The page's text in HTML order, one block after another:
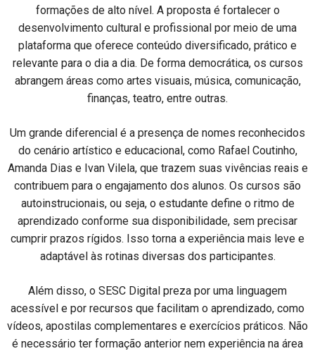
formações de alto nível. A proposta é fortalecer o
desenvolvimento cultural e profissional por meio de uma
plataforma que oferece conteúdo diversificado, prático e
relevante para o dia a dia. De forma democrática, os cursos
abrangem áreas como artes visuais, música, comunicação,
finanças, teatro, entre outras.
Um grande diferencial é a presença de nomes reconhecidos
do cenário artístico e educacional, como Rafael Coutinho,
Amanda Dias e Ivan Vilela, que trazem suas vivências reais e
contribuem para o engajamento dos alunos. Os cursos são
autoinstrucionais, ou seja, o estudante define o ritmo de
aprendizado conforme sua disponibilidade, sem precisar
cumprir prazos rígidos. Isso torna a experiência mais leve e
adaptável às rotinas diversas dos participantes.
Além disso, o SESC Digital preza por uma linguagem
acessível e por recursos que facilitam o aprendizado, como
vídeos, apostilas complementares e exercícios práticos. Não
é necessário ter formação anterior nem experiência na área